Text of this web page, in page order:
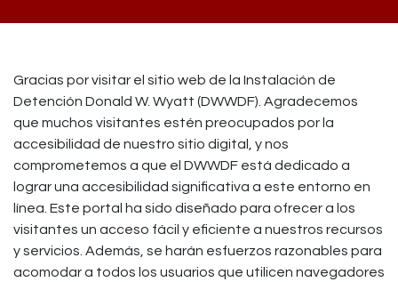
Gracias por visitar el sitio web de la Instalación de
Detención Donald W. Wyatt (DWWDF). Agradecemos
que muchos visitantes estén preocupados por la
accesibilidad de nuestro sitio digital, y nos
comprometemos a que el DWWDF está dedicado a
lograr una accesibilidad significativa a este entorno en
línea. Este portal ha sido diseñado para ofrecer a los
visitantes un acceso fácil y eficiente a nuestros recursos
y servicios. Además, se harán esfuerzos razonables para
acomodar a todos los usuarios que utilicen navegadores